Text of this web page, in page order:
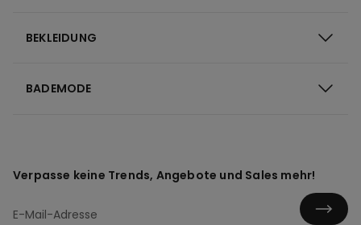
BEKLEIDUNG
BADEMODE
Verpasse keine Trends, Angebote und Sales mehr!